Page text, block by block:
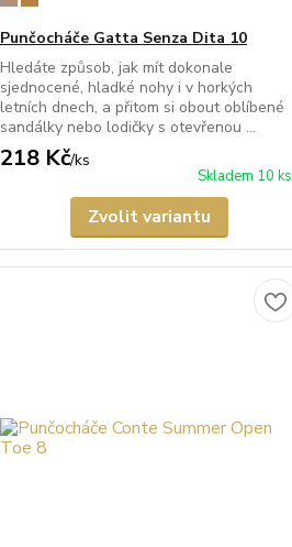
Punčocháče Gatta Senza Dita 10
Hledáte způsob, jak mít dokonale
sjednocené, hladké nohy i v horkých
letních dnech, a přitom si obout oblíbené
sandálky nebo lodičky s otevřenou ...
218 Kč/ks
Skladem 10 ks
Zvolit variantu